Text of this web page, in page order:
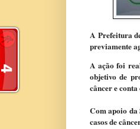
A Prefeitura
previamente
A ação foi
objetivo de
câncer e
Com apoio da
casos de